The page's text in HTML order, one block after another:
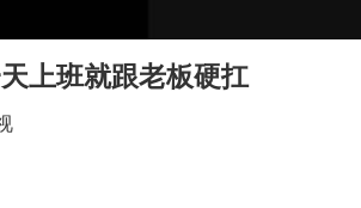
浙江台州《告全体市民书》
“不怕六爷挂得多 就怕六爷挂一颗”
上班就跟老板硬扛